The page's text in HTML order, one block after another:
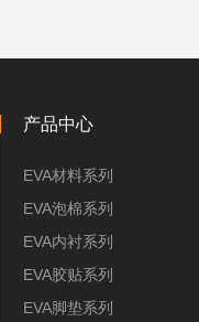
产品中心
EVA材料系列
EVA泡棉系列
EVA内衬系列
EVA胶贴系列
EVA脚垫系列